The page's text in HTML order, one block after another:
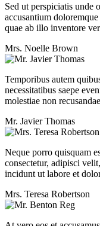
Sed ut perspiciatis unde
accusantium
quae ab illo inventore
Mrs. Noelle Brown
Temporibus autem
necessitatibus saepe
molestiae non
Mr. Javier Thomas
Neque porro quisquam
consectetur, adipisci
incidunt ut labore et
Mrs. Teresa Robertson